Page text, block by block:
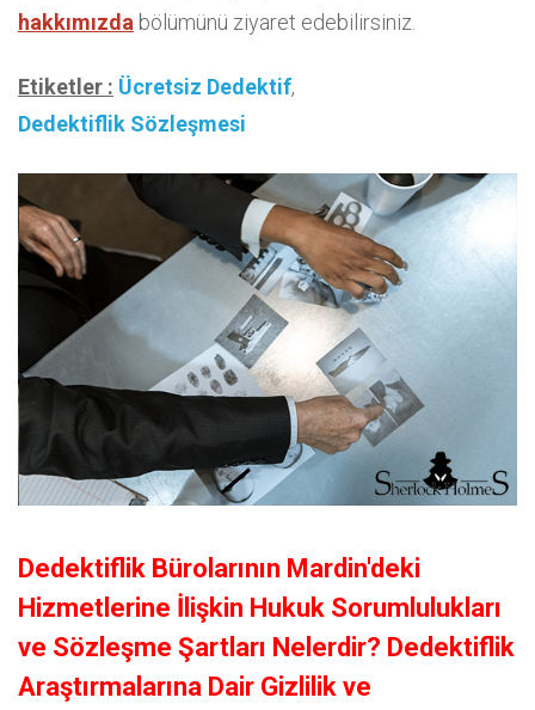
hakkımızda bölümünü ziyaret edebilirsiniz.
Etiketler : Ücretsiz Dedektif,
Dedektiflik Sözleşmesi
Dedektiflik Bürolarının Mardin'deki
Hizmetlerine İlişkin Hukuk Sorumlulukları
ve Sözleşme Şartları Nelerdir? Dedektiflik
Araştırmalarına Dair Gizlilik ve